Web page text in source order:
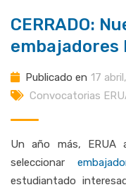
CERRADO:
embajadores
Publicado en 17
Convocatorias
Un año más, ERUA
seleccionar
estudiantado